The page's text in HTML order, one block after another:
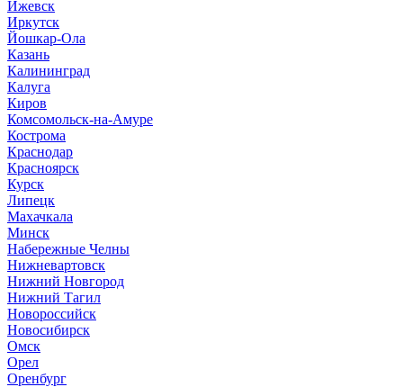
Ижевск
Иркутск
Йошкар-Ола
Казань
Калининград
Калуга
Киров
Комсомольск-на-Амуре
Кострома
Краснодар
Красноярск
Курск
Липецк
Махачкала
Минск
Набережные Челны
Нижневартовск
Нижний Новгород
Нижний Тагил
Новороссийск
Новосибирск
Омск
Орел
Оренбург